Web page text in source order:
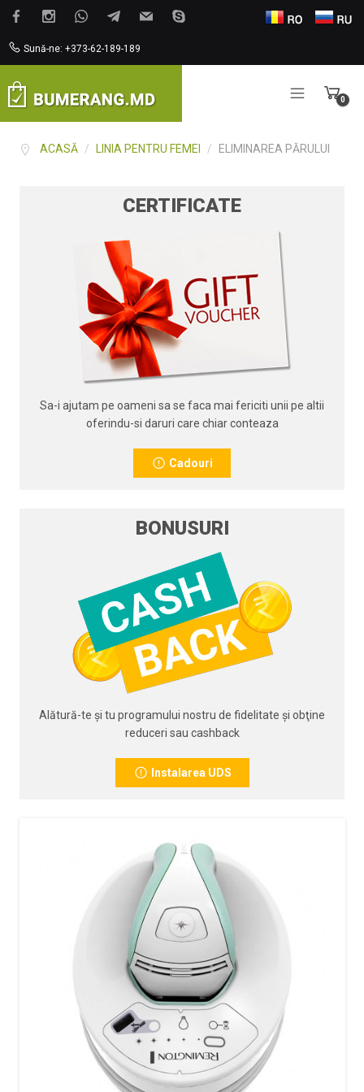
Sună-ne: +373-62-189-189
0
ACASĂ / LINIA PENTRU FEMEI / ELIMINAREA PĂRULUI
CERTIFICATE
Sa-i ajutam pe oameni sa se faca mai fericiti unii pe altii
oferindu-si daruri care chiar conteaza
Cadouri
BONUSURI
Alătură-te şi tu programului nostru de fidelitate şi obţine
reduceri sau cashback
Instalarea UDS